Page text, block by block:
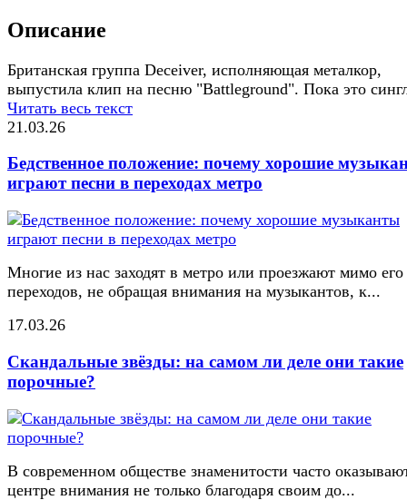
Описание
Британская группа Deceiver, исполняющая металкор,
выпустила клип на песню "Battleground". Пока это
Читать весь текст
21.03.26
Бедственное положение: почему хорошие
играют песни в переходах метро
Многие из нас заходят в метро или проезжают мимо его
переходов, не обращая внимания на музыкантов, к...
17.03.26
Скандальные звёзды: на самом ли деле они такие
порочные?
В современном обществе знаменитости часто
центре внимания не только благодаря своим до...